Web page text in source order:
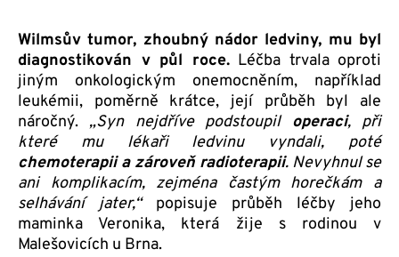
Wilmsův tumor, zhoubný nádor ledviny, mu byl
diagnostikován v půl roce.Léčba trvala oproti
jiným onkologickým onemocněním, například
leukémii, poměrně krátce, její průběh byl ale
náročný. „Syn nejdříve podstoupil operaci, při
které mu lékaři ledvinu vyndali, poté
chemoterapii a zároveň radioterapii. Nevyhnul se
ani komplikacím, zejména častým horečkám a
selhávání jater,“popisuje průběh léčby jeho
maminka Veronika, která žije s rodinou v
Malešovicích u Brna.